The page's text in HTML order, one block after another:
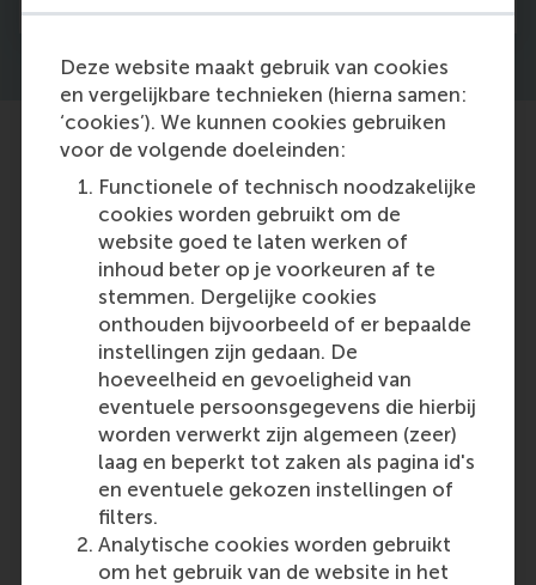
Deze website maakt gebruik van cookies
en vergelijkbare technieken (hierna samen:
‘cookies’). We kunnen cookies gebruiken
voor de volgende doeleinden:
Functionele of technisch noodzakelijke
cookies worden gebruikt om de
website goed te laten werken of
inhoud beter op je voorkeuren af te
stemmen. Dergelijke cookies
onthouden bijvoorbeeld of er bepaalde
instellingen zijn gedaan. De
hoeveelheid en gevoeligheid van
eventuele persoonsgegevens die hierbij
worden verwerkt zijn algemeen (zeer)
laag en beperkt tot zaken als pagina id's
en eventuele gekozen instellingen of
filters.
Analytische cookies worden gebruikt
om het gebruik van de website in het
Featured on RSM Discovery
Thursday, 28 November 2019
Is cross-border co-operation in bank
supervision effective?